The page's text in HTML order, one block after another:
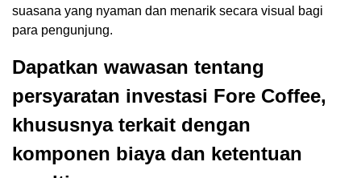
suasana yang nyaman dan menarik secara visual bagi
para pengunjung.
Dapatkan wawasan tentang
persyaratan investasi Fore Coffee,
khususnya terkait dengan
komponen biaya dan ketentuan